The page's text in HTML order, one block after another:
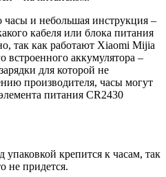
часы и небольшая инструкция –
кабеля или блока питания
так как работают Xiaomi Mijia
встроенного аккумулятора –
для которой не
производителя, часы могут
питания CR2430
крепится к часам, так
не придется.